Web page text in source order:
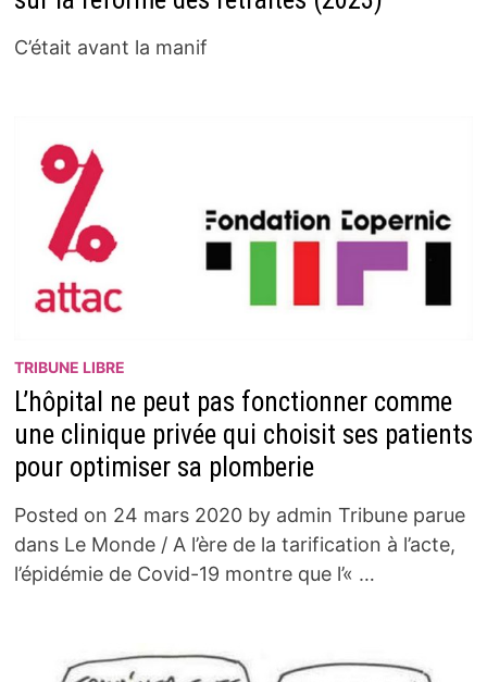
C’était avant la manif
TRIBUNE LIBRE
L’hôpital ne peut pas fonctionner comme
une clinique privée qui choisit ses patients
pour optimiser sa plomberie
Posted on 24 mars 2020 by admin Tribune parue
dans Le Monde / A l’ère de la tarification à l’acte,
l’épidémie de Covid-19 montre que l’« …